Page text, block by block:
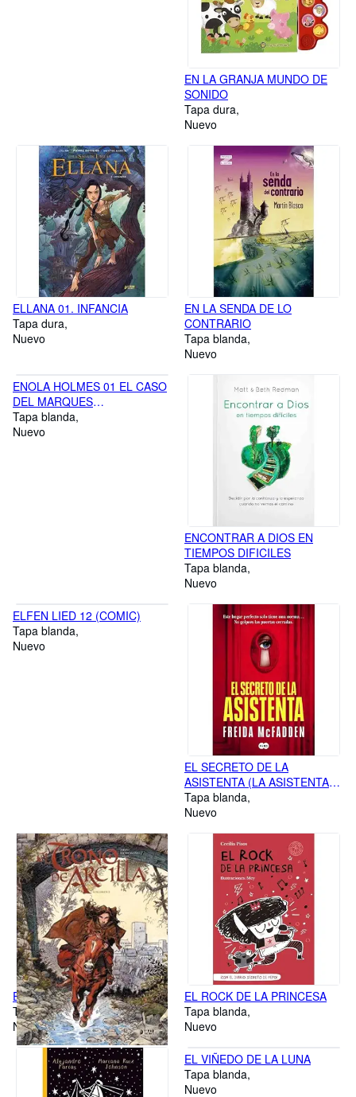
EN LA GRANJA MUNDO DE
SONIDO
Tapa dura
Nuevo
ELLANA 01. INFANCIA
Tapa dura
Nuevo
EN LA SENDA DE LO
CONTRARIO
Tapa blanda
Nuevo
ENOLA HOLMES 01 EL CASO
DEL MARQUES
DESAPARECIDO
Tapa blanda
Nuevo
ENCONTRAR A DIOS EN
TIEMPOS DIFICILES
Tapa blanda
Nuevo
ELFEN LIED 12 (COMIC)
Tapa blanda
Nuevo
EL SECRETO DE LA
ASISTENTA (LA ASISTENTA
02)
Tapa blanda
Nuevo
EL TRONO DE ARCILLA 02
Tapa dura
Nuevo
EL ROCK DE LA PRINCESA
Tapa blanda
Nuevo
EL VIÑEDO DE LA LUNA
Tapa blanda
Nuevo